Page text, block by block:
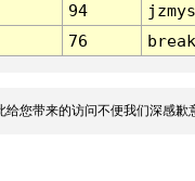
94
76
您带来的访问不便我们深感歉